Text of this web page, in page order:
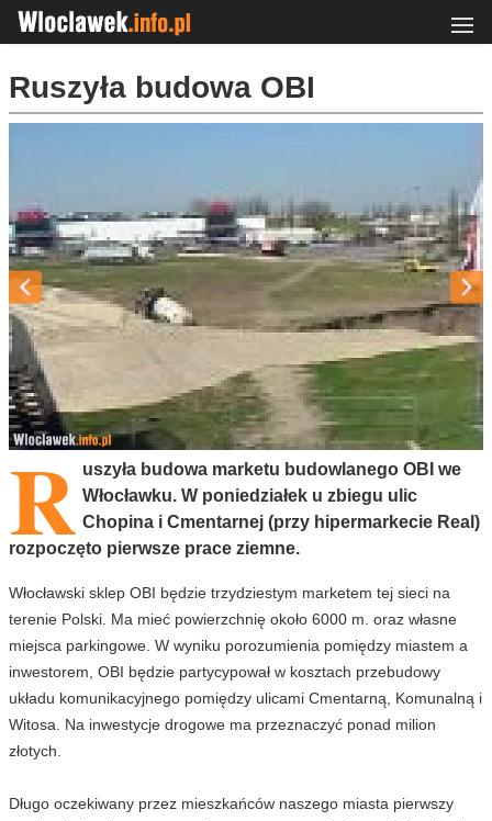
Ruszyła budowa OBI
R uszyła budowa marketu budowlanego OBI we
Włocławku. W poniedziałek u zbiegu ulic
Chopina i Cmentarnej (przy hipermarkecie Real)
rozpoczęto pierwsze prace ziemne.
Włocławski sklep OBI będzie trzydziestym marketem tej sieci na
terenie Polski. Ma mieć powierzchnię około 6000 m. oraz własne
miejsca parkingowe. W wyniku porozumienia pomiędzy miastem a
inwestorem, OBI będzie partycypował w kosztach przebudowy
układu komunikacyjnego pomiędzy ulicami Cmentarną, Komunalną i
Witosa. Na inwestycje drogowe ma przeznaczyć ponad milion
złotych.
Długo oczekiwany przez mieszkańców naszego miasta pierwszy